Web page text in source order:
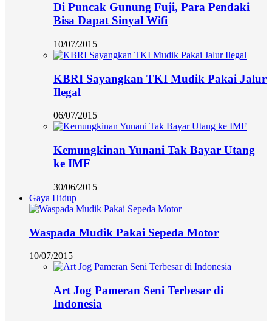
Di Puncak Gunung Fuji, Para Pendaki
Bisa Dapat Sinyal Wifi
10/07/2015
KBRI Sayangkan TKI Mudik Pakai Jalur
Ilegal
06/07/2015
Kemungkinan Yunani Tak Bayar Utang
ke IMF
30/06/2015
Gaya Hidup
Waspada Mudik Pakai Sepeda Motor
10/07/2015
Art Jog Pameran Seni Terbesar di
Indonesia